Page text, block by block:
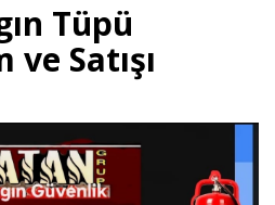
Tüpü
ve Satışı